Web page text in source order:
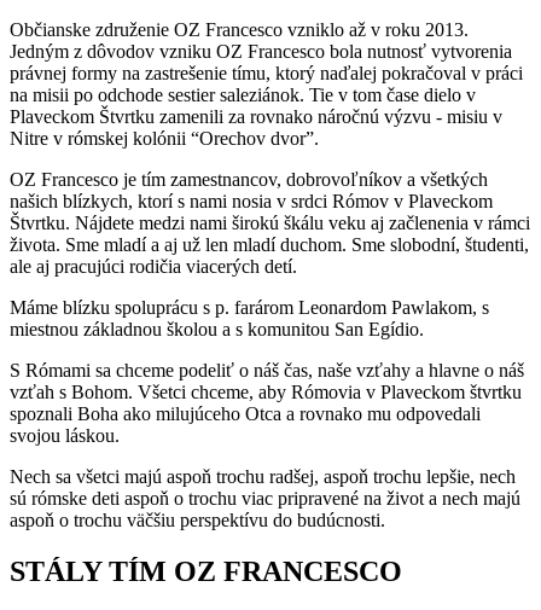
Občianske združenie OZ Francesco vzniklo až v roku 2013.
Jedným z dôvodov vzniku OZ Francesco bola nutnosť vytvorenia
právnej formy na zastrešenie tímu, ktorý naďalej pokračoval v práci
na misii po odchode sestier saleziánok. Tie v tom čase dielo v
Plaveckom Štvrtku zamenili za rovnako náročnú výzvu - misiu v
Nitre v rómskej kolónii “Orechov dvor”.
OZ Francesco je tím zamestnancov, dobrovoľníkov a všetkých
našich blízkych, ktorí s nami nosia v srdci Rómov v Plaveckom
Štvrtku. Nájdete medzi nami širokú škálu veku aj začlenenia v rámci
života. Sme mladí a aj už len mladí duchom. Sme slobodní, študenti,
ale aj pracujúci rodičia viacerých detí.
Máme blízku spoluprácu s p. farárom Leonardom Pawlakom, s
miestnou základnou školou a s komunitou San Egídio.
S Rómami sa chceme podeliť o náš čas, naše vzťahy a hlavne o náš
vzťah s Bohom. Všetci chceme, aby Rómovia v Plaveckom štvrtku
spoznali Boha ako milujúceho Otca a rovnako mu odpovedali
svojou láskou.
Nech sa všetci majú aspoň trochu radšej, aspoň trochu lepšie, nech
sú rómske deti aspoň o trochu viac pripravené na život a nech majú
aspoň o trochu väčšiu perspektívu do budúcnosti.
STÁLY TÍM OZ FRANCESCO